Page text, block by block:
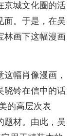
京城文化圈的活
面。于是，在吴
林画下这幅漫画
幅肖像漫画，
晓铃在信中的话
的高层次表
题材。由此，吴